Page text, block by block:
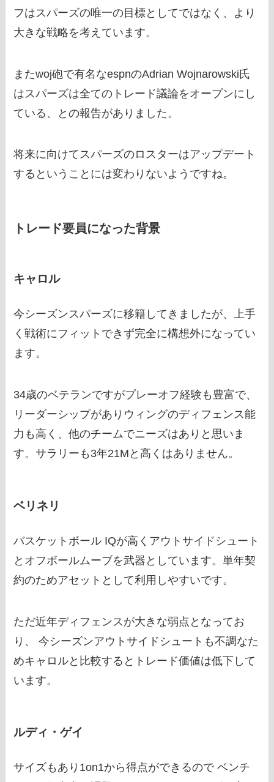
フはスパーズの唯一の目標としてではなく、より
大きな戦略を考えています。
またwoj砲で有名なespnのAdrian Wojnarowski氏
はスパーズは全てのトレード議論をオープンにし
ている、との報告がありました。
将来に向けてスパーズのロスターはアップデート
するということには変わりないようですね。
トレード要員になった背景
キャロル
今シーズンスパーズに移籍してきましたが、上手
く戦術にフィットできず完全に構想外になってい
ます。
34歳のベテランですがプレーオフ経験も豊富で、
リーダーシップがありウィングのディフェンス能
力も高く、他のチームでニーズはありと思いま
す。サラリーも3年21Mと高くはありません。
ベリネリ
バスケットボール IQが高くアウトサイドシュート
とオフボールムーブを武器としています。単年契
約のためアセットとして利用しやすいです。
ただ近年ディフェンスが大きな弱点となってお
り、 今シーズンアウトサイドシュートも不調なた
めキャロルと比較するとトレード価値は低下して
います。
ルディ・ゲイ
サイズもあり1on1から得点ができるので ベンチ